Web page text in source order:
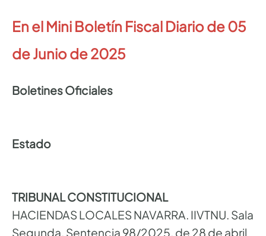
En el Mini Boletín Fiscal Diario de 05
de Junio de 2025
Boletines Oficiales
Estado
TRIBUNAL CONSTITUCIONAL
HACIENDAS LOCALES NAVARRA. IIVTNU. Sala
Segunda. Sentencia 98/2025, de 28 de abril